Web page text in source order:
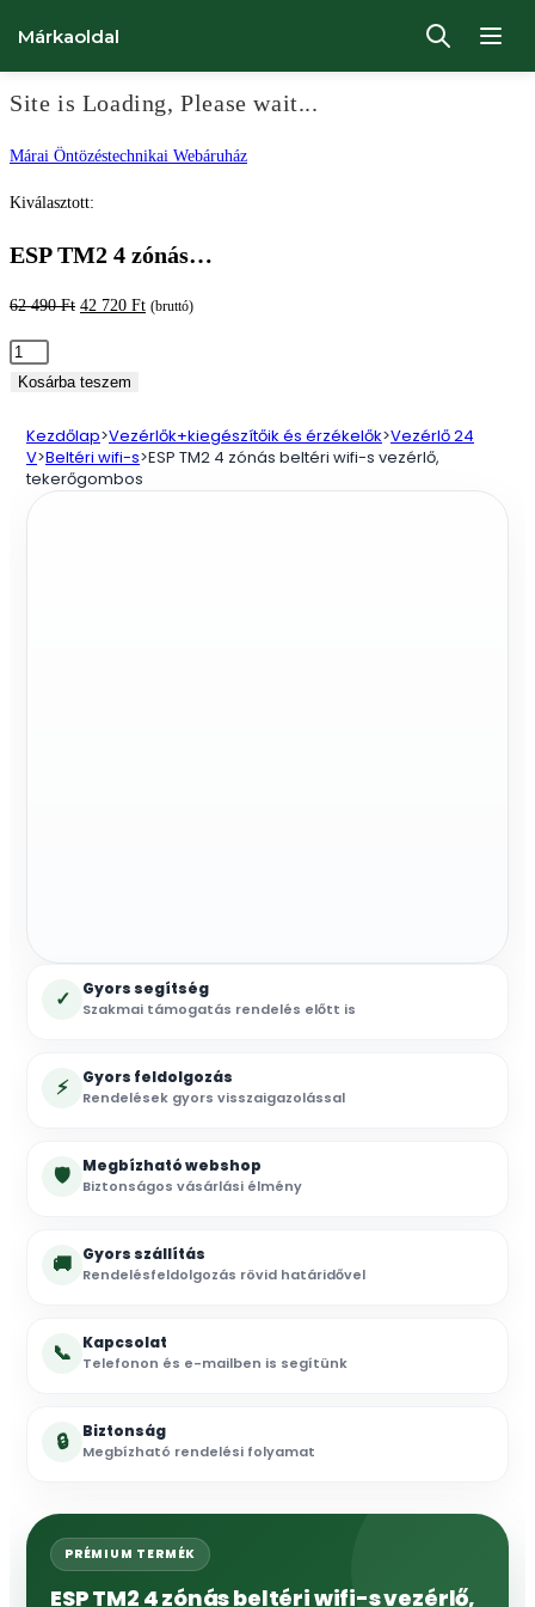
Site is Loading, Please wait...
Ugrás
Márai Öntözéstechnikai Webáruház
Márkaoldal
Kiválasztott:
ESP TM2 4 zónás…
62 490Ft Original
42 720 FtCurrent
(bruttó)
ESP
TM2
zónás
beltéri
Kosárba teszem
Kezdőlap>Vezérlők+kiegészítőik és érzékelők>Vezérlő 24
V>Beltéri wifi-s>ESP TM2 4 zónás beltéri wifi-s vezérlő,
tekerőgombos
✓ Gyors segítség
Szakmai támogatás rendelés előtt is
⚡ Gyors feldolgozás
Rendelések gyors visszaigazolással
🛡 Megbízható webshop
Biztonságos vásárlási élmény
🚚 Gyors szállítás
Rendelésfeldolgozás rövid határidővel
📞 Kapcsolat
Telefonon és e-mailben is segítünk
🔒 Biztonság
Megbízható rendelési folyamat
PRÉMIUM TERMÉK
ESP TM2 4 zónás beltéri wifi-s vezérlő,